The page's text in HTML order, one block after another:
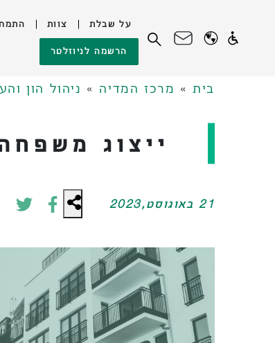
על שבלת צוות
הרשמה לניוזלטר
בית» מרכז המדיה » ניהול הון
ייצוג
21 באוגוסט,2023